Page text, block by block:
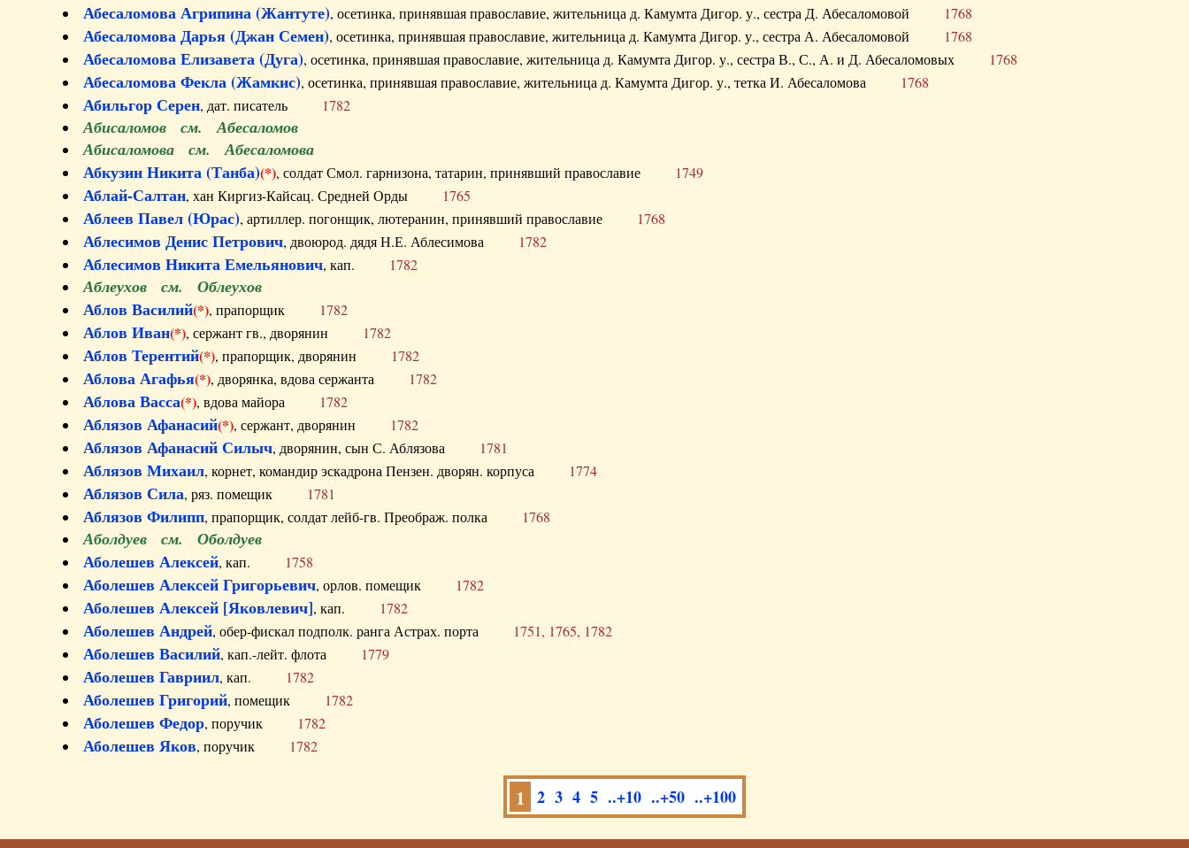
Абесаломова Агрипина (Жантуте), осетинка, принявшая православие, жительница д. Камумта Дигор. у., сестра Д. Абесаломовой 1768
Абесаломова Дарья (Джан Семен), осетинка, принявшая православие, жительница д. Камумта Дигор. у., сестра А. Абесаломовой 1768
Абесаломова Елизавета (Дуга), осетинка, принявшая православие, жительница д. Камумта Дигор. у., сестра В., С., А. и Д. Абесаломовых 1768
Абесаломова Фекла (Жамкис), осетинка, принявшая православие, жительница д. Камумта Дигор. у., тетка И. Абесаломова 1768
Абильгор Серен, дат. писатель 1782
Абисаломов см. Абесаломов
Абисаломова см. Абесаломова
Абкузин Никита (Танба)(*), солдат Смол. гарнизона, татарин, принявший православие 1749
Аблай-Салтан, хан Киргиз-Кайсац. Средней Орды 1765
Аблеев Павел (Юрас), артиллер. погонщик, лютеранин, принявший православие 1768
Аблесимов Денис Петрович, двоюрод. дядя Н.Е. Аблесимова 1782
Аблесимов Никита Емельянович, кап. 1782
Аблеухов см. Облеухов
Аблов Василий(*), прапорщик 1782
Аблов Иван(*), сержант гв., дворянин 1782
Аблов Терентий(*), прапорщик, дворянин 1782
Аблова Агафья(*), дворянка, вдова сержанта 1782
Аблова Васса(*), вдова майора 1782
Аблязов Афанасий(*), сержант, дворянин 1782
Аблязов Афанасий Силыч, дворянин, сын С. Аблязова 1781
Аблязов Михаил, корнет, командир эскадрона Пензен. дворян. корпуса 1774
Аблязов Сила, ряз. помещик 1781
Аблязов Филипп, прапорщик, солдат лейб-гв. Преображ. полка 1768
Аболдуев см. Оболдуев
Аболешев Алексей, кап. 1758
Аболешев Алексей Григорьевич, орлов. помещик 1782
Аболешев Алексей [Яковлевич], кап. 1782
Аболешев Андрей, обер-фискал подполк. ранга Астрах. порта 1751, 1765, 1782
Аболешев Василий, кап.-лейт. флота 1779
Аболешев Гавриил, кап. 1782
Аболешев Григорий, помещик 1782
Аболешев Федор, поручик 1782
Аболешев Яков, поручик 1782
1 2 3 4 5 ..+10 ..+50 ..+100